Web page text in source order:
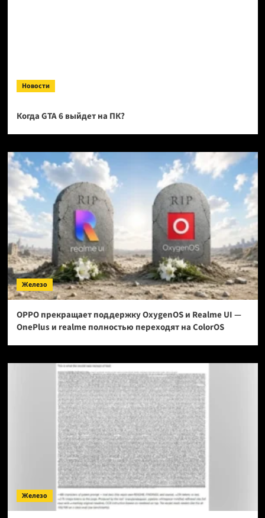
Новости
Когда GTA 6 выйдет на ПК?
Железо
OPPO прекращает поддержку OxygenOS и Realme UI —
OnePlus и realme полностью переходят на ColorOS
Железо